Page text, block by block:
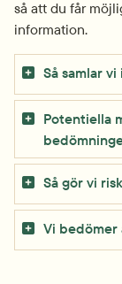
så att du får
information.
Så samlar
Potentiella
Så gör vi
Vi bedömer